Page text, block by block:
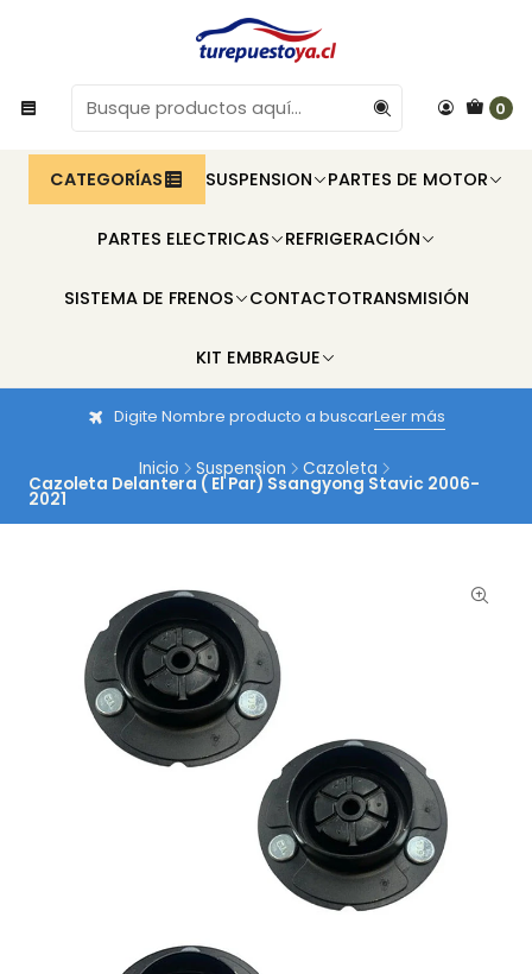
0
CATEGORÍAS SUSPENSION PARTES DE MOTOR
PARTES ELECTRICAS REFRIGERACIÓN
SISTEMA DE FRENOS CONTACTOTRANSMISIÓN
KIT EMBRAGUE
Digite Nombre producto a buscarLeer más
Inicio Suspension Cazoleta
Cazoleta Delantera ( El Par) Ssangyong Stavic 2006-
2021